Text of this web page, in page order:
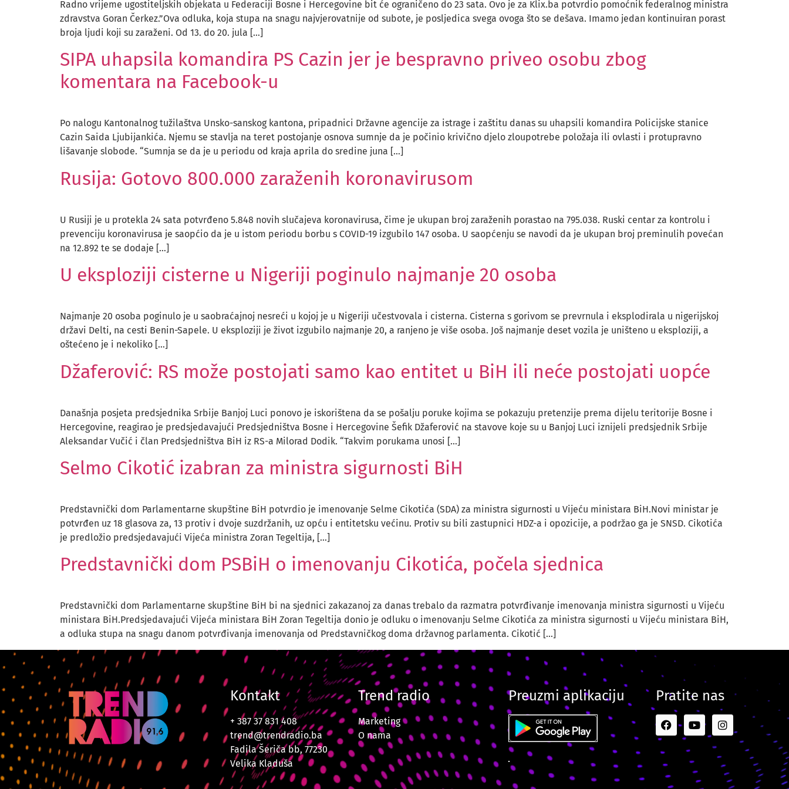
Radno vrijeme ugostiteljskih objekata u Federaciji Bosne i Hercegovine bit će ograničeno do 23 sata. Ovo je za Klix.ba potvrdio pomoćnik federalnog ministra
zdravstva Goran Čerkez.”Ova odluka, koja stupa na snagu najvjerovatnije od subote, je posljedica svega ovoga što se dešava. Imamo jedan kontinuiran porast
broja ljudi koji su zaraženi. Od 13. do 20. jula […]
SIPA uhapsila komandira PS Cazin jer je bespravno priveo osobu zbog
komentara na Facebook-u
Po nalogu Kantonalnog tužilaštva Unsko-sanskog kantona, pripadnici Državne agencije za istrage i zaštitu danas su uhapsili komandira Policijske stanice
Cazin Saida Ljubijankića. Njemu se stavlja na teret postojanje osnova sumnje da je počinio krivično djelo zloupotrebe položaja ili ovlasti i protupravno
lišavanje slobode. “Sumnja se da je u periodu od kraja aprila do sredine juna […]
Rusija: Gotovo 800.000 zaraženih koronavirusom
U Rusiji je u protekla 24 sata potvrđeno 5.848 novih slučajeva koronavirusa, čime je ukupan broj zaraženih porastao na 795.038. Ruski centar za kontrolu i
prevenciju koronavirusa je saopćio da je u istom periodu borbu s COVID-19 izgubilo 147 osoba. U saopćenju se navodi da je ukupan broj preminulih povećan
na 12.892 te se dodaje […]
U eksploziji cisterne u Nigeriji poginulo najmanje 20 osoba
Najmanje 20 osoba poginulo je u saobraćajnoj nesreći u kojoj je u Nigeriji učestvovala i cisterna. Cisterna s gorivom se prevrnula i eksplodirala u nigerijskoj
državi Delti, na cesti Benin-Sapele. U eksploziji je život izgubilo najmanje 20, a ranjeno je više osoba. Još najmanje deset vozila je uništeno u eksploziji, a
oštećeno je i nekoliko […]
Džaferović: RS može postojati samo kao entitet u BiH ili neće postojati uopće
Današnja posjeta predsjednika Srbije Banjoj Luci ponovo je iskorištena da se pošalju poruke kojima se pokazuju pretenzije prema dijelu teritorije Bosne i
Hercegovine, reagirao je predsjedavajući Predsjedništva Bosne i Hercegovine Šefik Džaferović na stavove koje su u Banjoj Luci iznijeli predsjednik Srbije
Aleksandar Vučić i član Predsjedništva BiH iz RS-a Milorad Dodik. “Takvim porukama unosi […]
Selmo Cikotić izabran za ministra sigurnosti BiH
Predstavnički dom Parlamentarne skupštine BiH potvrdio je imenovanje Selme Cikotića (SDA) za ministra sigurnosti u Vijeću ministara BiH.Novi ministar je
potvrđen uz 18 glasova za, 13 protiv i dvoje suzdržanih, uz opću i entitetsku većinu. Protiv su bili zastupnici HDZ-a i opozicije, a podržao ga je SNSD. Cikotića
je predložio predsjedavajući Vijeća ministra Zoran Tegeltija, […]
Predstavnički dom PSBiH o imenovanju Cikotića, počela sjednica
Predstavnički dom Parlamentarne skupštine BiH bi na sjednici zakazanoj za danas trebalo da razmatra potvrđivanje imenovanja ministra sigurnosti u Vijeću
ministara BiH.Predsjedavajući Vijeća ministara BiH Zoran Tegeltija donio je odluku o imenovanju Selme Cikotića za ministra sigurnosti u Vijeću ministara BiH,
a odluka stupa na snagu danom potvrđivanja imenovanja od Predstavničkog doma državnog parlamenta. Cikotić […]
Kontakt
+ 387 37 831 408
trend@trendradio.ba
Fadila Šeriča bb, 77230
Velika Kladuša
Trend radio
Marketing
O nama
Preuzmi aplikaciju Pratite nas